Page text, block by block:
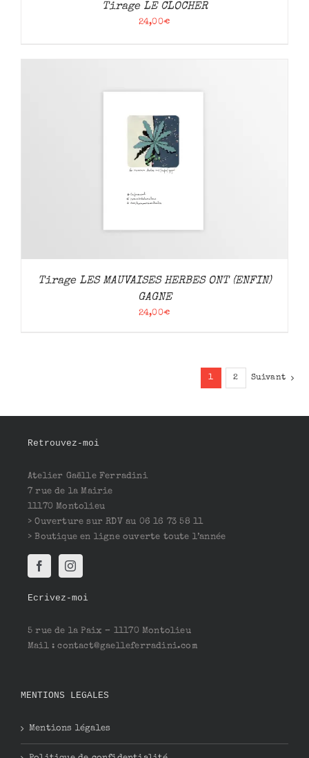
Tirage LE CLOCHER
24,00€
Tirage LES MAUVAISES HERBES ONT (ENFIN)
GAGNE
24,00€
1 2 Suivant
Retrouvez-moi
Atelier Gaëlle Ferradini
7 rue de la Mairie
11170 Montolieu
> Ouverture sur RDV au 06 16 73 58 11
> Boutique en ligne ouverte toute l’année
Ecrivez-moi
5 rue de la Paix – 11170 Montolieu
Mail : contact@gaelleferradini.com
MENTIONS LEGALES
Mentions légales